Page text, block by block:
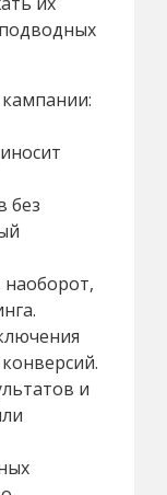
без
и